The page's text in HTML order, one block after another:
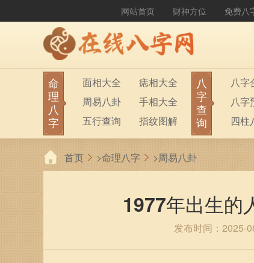
网站首页 财神方位 免费八
命
理
八
字
面相大全
痣相大全
周易八卦
手相大全
五行查询
指纹图解
生男生女
称骨算命
前世今生
塔罗占卜
八
字
查
询
八字
八字
四柱
六十
首页 >命理八字 >周易八卦
1977年出生的
发布时间：2025-